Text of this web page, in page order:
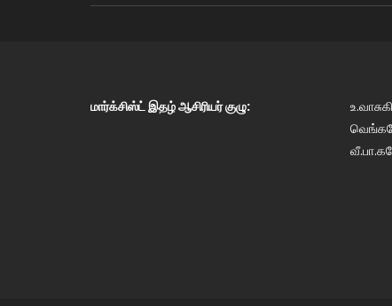
மார்க்சிஸ்ட் இதழ் ஆசிரியர் குழு: